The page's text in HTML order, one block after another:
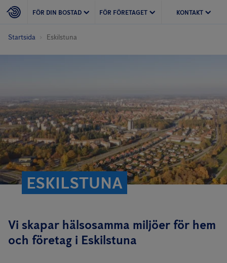
FÖR DIN BOSTAD FÖR FÖRETAGET KONTAKT
Startsida Eskilstuna
ESKILSTUNA
Vi skapar hälsosamma miljöer för hem
och företag i Eskilstuna